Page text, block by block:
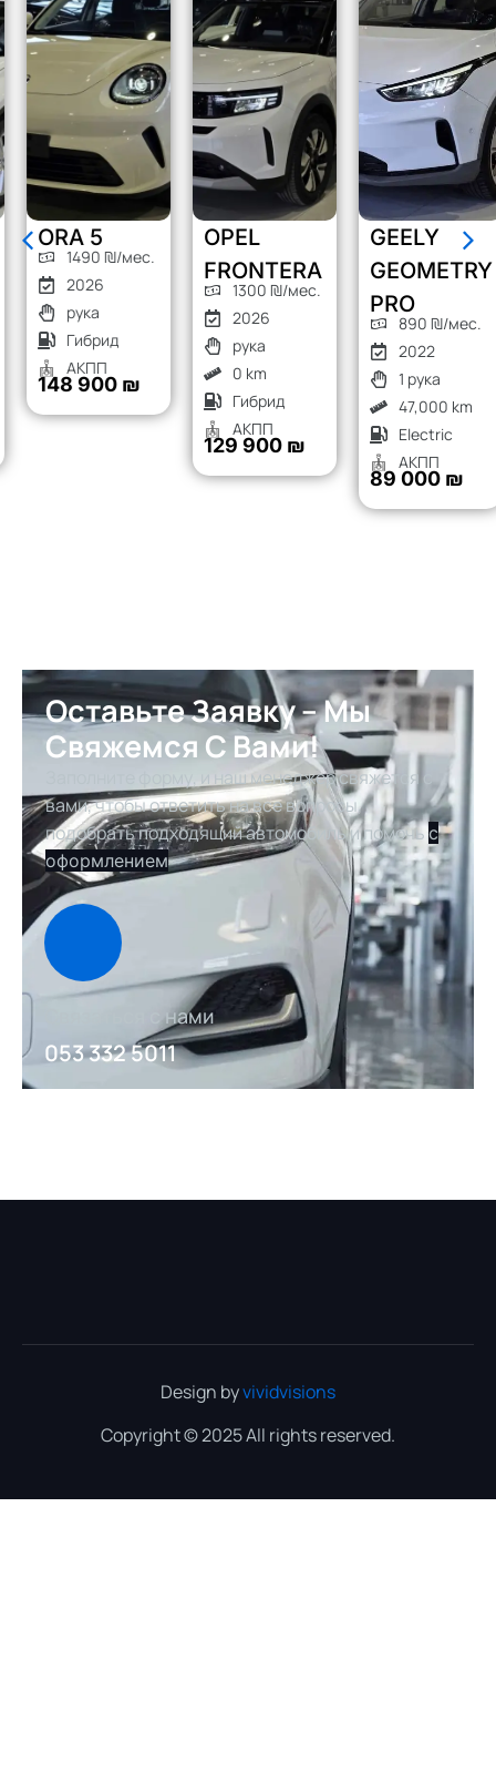
ORA 5
1490 ₪/мес.
2026
рука
Гибрид
АКПП
148 900 ₪
OPEL
FRONTERA
1300 ₪/мес.
2026
рука
0 km
Гибрид
АКПП
129 900 ₪
GEELY
GEOMETRY
PRO
890 ₪/мес.
2022
1 рука
47,000 km
Electric
АКПП
89 000 ₪
Оставьте Заявку – Мы
Свяжемся С Вами!
Заполните форму, и наш менеджер свяжется с
вами, чтобы ответить на все вопросы,
подобрать подходящий автомобиль и помочьс
оформлением
Связаться с нами
053 332 5011
Design byvividvisions
Copyright © 2025 All rights reserved.